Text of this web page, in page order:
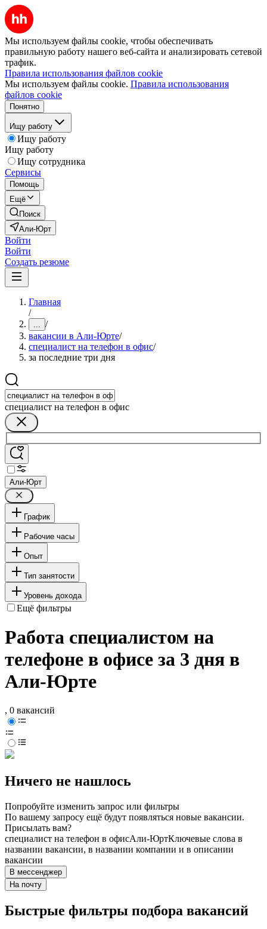
Мы используем файлы cookie, чтобы обеспечивать
правильную работу нашего веб-сайта и анализировать сетевой
трафик.
Правила использования файлов cookie
Мы используем файлы cookie. Правила использования
файлов cookie
Понятно
Ищу работу
Ищу работу
Ищу работу
Ищу сотрудника
Сервисы
Помощь
Ещё
Поиск
Али-Юрт
Войти
Войти
Создать резюме
Главная
/
... /
вакансии в Али-Юрте/
специалист на телефон в офис/
за последние три дня
специалист на телефон в офис
Али-Юрт
График
Рабочие часы
Опыт
Тип занятости
Уровень дохода
Ещё фильтры
Работа специалистом на
телефоне в офисе за 3 дня в
Али-Юрте
, 0 вакансий
Ничего не нашлось
Попробуйте изменить запрос или фильтры
По вашему запросу ещё будут появляться новые вакансии.
Присылать вам?
специалист на телефон в офисАли-ЮртКлючевые слова в
названии вакансии, в названии компании и в описании
вакансии
В мессенджер
На почту
Быстрые фильтры подбора вакансий